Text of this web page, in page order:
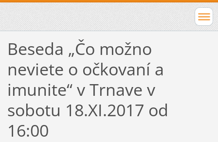
Beseda „Čo možno
neviete o očkovaní a
imunite“ v Trnave v
sobotu 18.XI.2017 od
16:00